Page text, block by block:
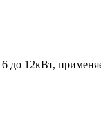
12кВт,